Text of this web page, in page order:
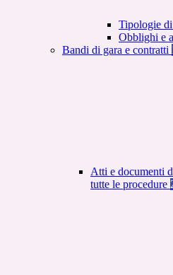
Tipologie
Obblighi e
Bandi di gara e contratti
Atti e documenti
tutte le procedure